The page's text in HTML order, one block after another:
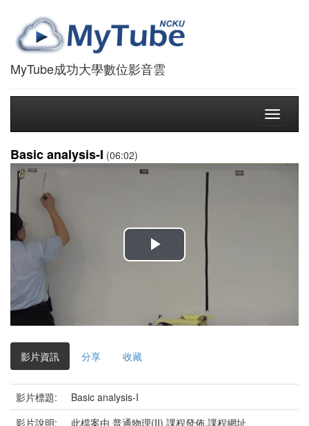
MyTube成功大學數位影音雲
Toggle
Basic analysis-I (06:02)
播
影
影片資訊 分享 收藏
影片標題:
Basic analysis-I
影片說明:
此檔案由 普通物理(II) 課程發佈,課程網址